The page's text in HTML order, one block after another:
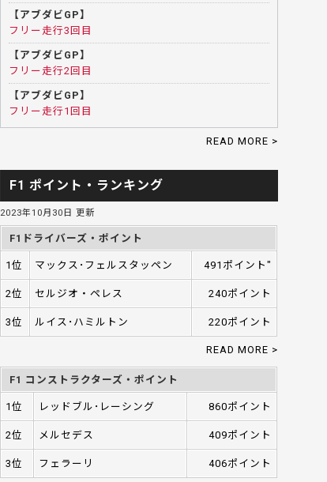
【アブダビGP】
フリー走行3回目
【アブダビGP】
フリー走行2回目
【アブダビGP】
フリー走行1回目
READ MORE >
F1 ポイント・ランキング
2023年10月30日 更新
F1ドライバーズ・ポイント
1位 マックス･フェルスタッペン 491ポイント"
2位 セルジオ・ペレス 240ポイント
3位 ルイス･ハミルトン 220ポイント
READ MORE >
F1 コンストラクターズ・ポイント
1位 レッドブル･レーシング 860ポイント
2位 メルセデス 409ポイント
3位 フェラーリ 406ポイント